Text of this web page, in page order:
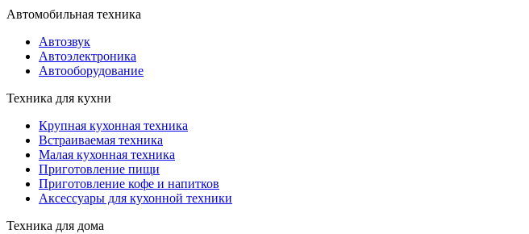
Автомобильная техника
Автозвук
Автоэлектроника
Автооборудование
Техника для кухни
Крупная кухонная техника
Встраиваемая техника
Малая кухонная техника
Приготовление пищи
Приготовление кофе и напитков
Аксессуары для кухонной техники
Техника для дома